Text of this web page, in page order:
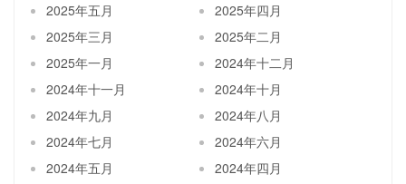
2025年五月
2025年四月
2025年三月
2025年二月
2025年一月
2024年十二月
2024年十一月
2024年十月
2024年九月
2024年八月
2024年七月
2024年六月
2024年五月
2024年四月